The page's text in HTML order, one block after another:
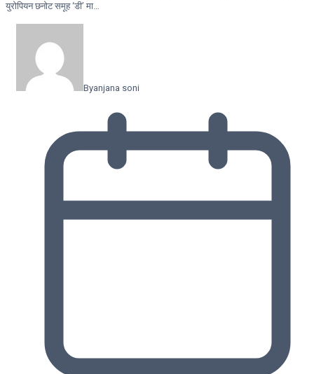
युरोपियन छनोट समूह ‘डी’ मा…
Byanjana soni